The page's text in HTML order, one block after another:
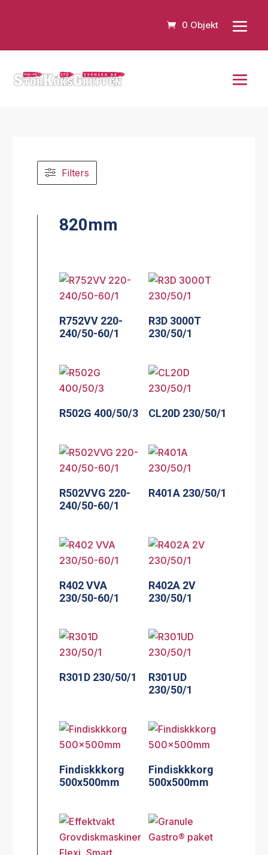
0 Objekt
Filters
820mm
R752VV 220-
240/50-60/1
R3D 3000T
230/50/1
R502G 400/50/3 CL20D 230/50/1
R502VVG 220-
240/50-60/1
R401A 230/50/1
R402 VVA
230/50-60/1
R402A 2V
230/50/1
R301D 230/50/1
R301UD
230/50/1
Findiskkkorg
500x500mm
Findiskkkorg
500x500mm